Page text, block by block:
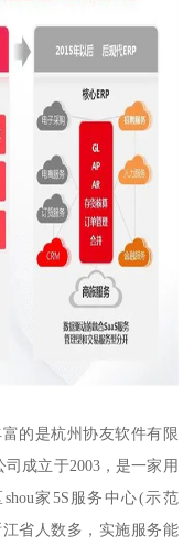
的是杭州协友软件有限
成立于2003，是一家用
家5S服务中心(示范
省人数多，实施服务能